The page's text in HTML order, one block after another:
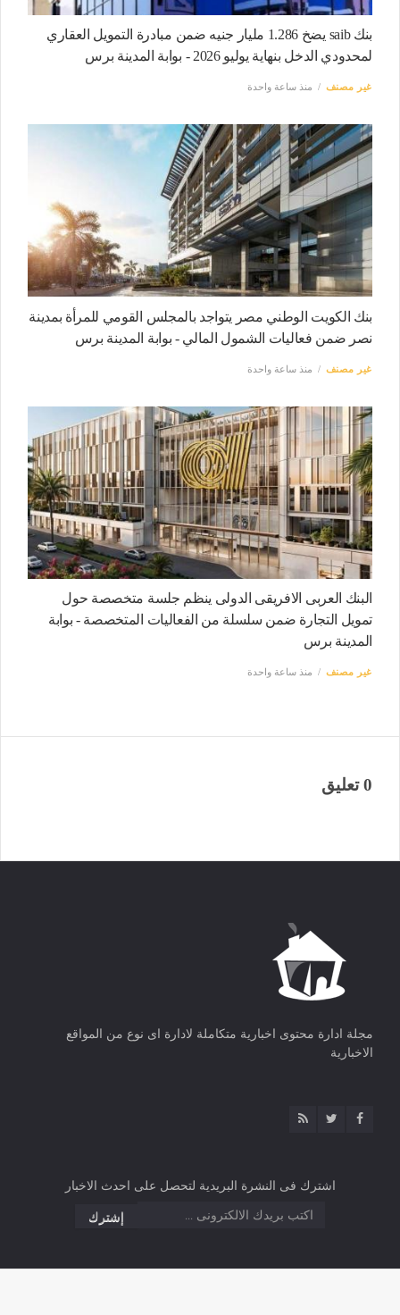
بنك saib يضخ 1.286 مليار جنيه ضمن مبادرة التمويل العقاري
لمحدودي الدخل بنهاية يوليو 2026 - بوابة المدينة برس
غير مصنف منذ ساعة واحدة
بنك الكويت الوطني مصر يتواجد بالمجلس القومي للمرأة بمدينة
نصر ضمن فعاليات الشمول المالي - بوابة المدينة برس
غير مصنف منذ ساعة واحدة
البنك العربى الافريقى الدولى ينظم جلسة متخصصة حول
تمويل التجارة ضمن سلسلة من الفعاليات المتخصصة - بوابة
المدينة برس
غير مصنف منذ ساعة واحدة
0 تعليق
مجلة ادارة محتوى اخبارية متكاملة لادارة اى نوع من المواقع
الاخبارية
اشترك فى النشرة البريدية لتحصل على احدث الاخبار